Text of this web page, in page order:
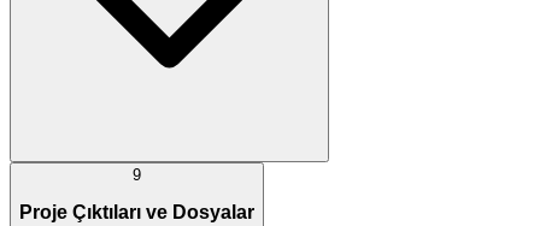
9
Proje Çıktıları ve Dosyalar